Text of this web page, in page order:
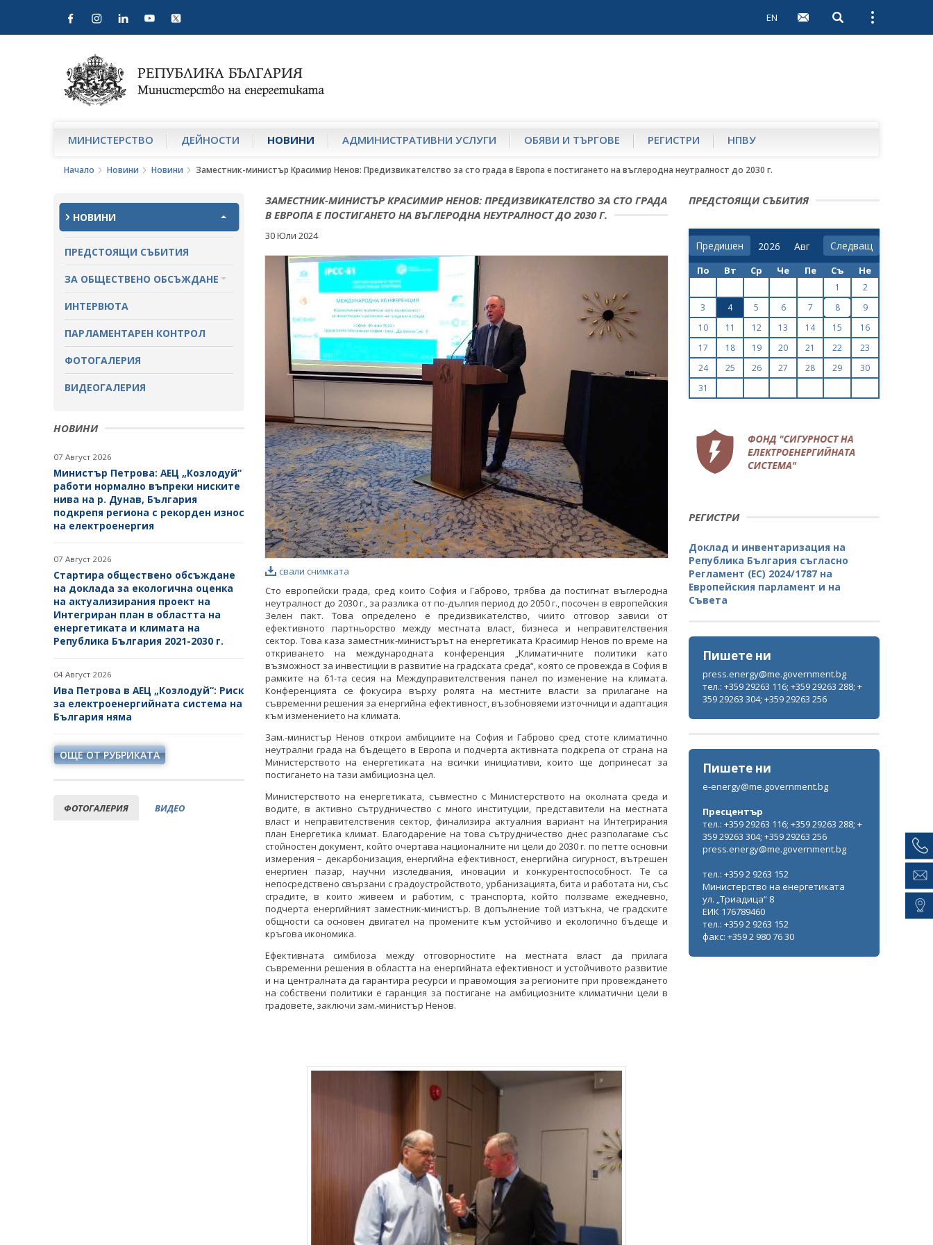
EN Open search
Open
МИНИСТЕРСТВО ДЕЙНОСТИ НОВИНИ АДМИНИСТРАТИВНИ УСЛУГИ ОБЯВИ И ТЪРГОВЕ РЕГИСТРИ НПВУ
Начало Новини Новини Заместник-министър Красимир Ненов: Предизвикателство за сто града в Европа е постигането на въглеродна неутралност до 2030 г.
НОВИНИ
ПРЕДСТОЯЩИ СЪБИТИЯ
ЗА ОБЩЕСТВЕНО ОБСЪЖДАНЕ
ПРОЕКТИ ЗА ОБЩЕСТВЕНО
ОБСЪЖДАНЕ
ЗАВЪРШИЛИ ПРОЦЕДУРИ ЗА
ОБЩЕСТВЕНО ОБСЪЖДАНЕ
ИНТЕРВЮТА
ПАРЛАМЕНТАРЕН КОНТРОЛ
ФОТОГАЛЕРИЯ
ВИДЕОГАЛЕРИЯ
НОВИНИ
07 Август 2026
Министър Петрова: АЕЦ „Козлодуй“
работи нормално въпреки ниските
нива на р. Дунав, България
подкрепя региона с рекорден износ
на електроенергия
07 Август 2026
Стартира обществено обсъждане
на доклада за екологична оценка
на актуализирания проект на
Интегриран план в областта на
енергетиката и климата на
Република България 2021-2030 г.
04 Август 2026
Ива Петрова в АЕЦ „Козлодуй“: Риск
за електроенергийната система на
България няма
ОЩЕ ОТ РУБРИКАТА
ФОТОГАЛЕРИЯ ВИДЕО
ЗАМЕСТНИК-МИНИСТЪР КРАСИМИР НЕНОВ: ПРЕДИЗВИКАТЕЛСТВО ЗА СТО ГРАДА
В ЕВРОПА Е ПОСТИГАНЕТО НА ВЪГЛЕРОДНА НЕУТРАЛНОСТ ДО 2030 Г.
30 Юли 2024
свали снимката
Сто европейски града, сред които София и Габрово, трябва да постигнат въглеродна
неутралност до 2030 г., за разлика от по-дългия период до 2050 г., посочен в европейския
Зелен пакт. Това определено е предизвикателство, чиито отговор зависи от
ефективното партньорство между местната власт, бизнеса и неправителствения
сектор. Това каза заместник-министърът на енергетиката Красимир Ненов по време на
откриването на международната конференция „Климатичните политики като
възможност за инвестиции в развитие на градската среда“, която се провежда в София в
рамките на 61-та сесия на Междуправителствения панел по изменение на климата.
Конференцията се фокусира върху ролята на местните власти за прилагане на
съвременни решения за енергийна ефективност, възобновяеми източници и адаптация
към изменението на климата.
Зам.-министър Ненов открои амбициите на София и Габрово сред стоте климатично
неутрални града на бъдещето в Европа и подчерта активната подкрепа от страна на
Министерството на енергетиката на всички инициативи, които ще допринесат за
постигането на тази амбициозна цел.
Министерството на енергетиката, съвместно с Министерството на околната среда и
водите, в активно сътрудничество с много институции, представители на местната
власт и неправителствения сектор, финализира актуалния вариант на Интегрирания
план Енергетика климат. Благодарение на това сътрудничество днес разполагаме със
стойностен документ, който очертава националните ни цели до 2030 г. по петте основни
измерения – декарбонизация, енергийна ефективност, енергийна сигурност, вътрешен
енергиен пазар, научни изследвания, иновации и конкурентоспособност. Те са
непосредствено свързани с градоустройството, урбанизацията, бита и работата ни, със
сградите, в които живеем и работим, с транспорта, който ползваме ежедневно,
подчерта енергийният заместник-министър. В допълнение той изтъкна, че градските
общности са основен двигател на промените към устойчиво и екологично бъдеще и
кръгова икономика.
Ефективната симбиоза между отговорностите на местната власт да прилага
съвременни решения в областта на енергийната ефективност и устойчивото развитие
и на централната да гарантира ресурси и правомощия за регионите при провеждането
на собствени политики е гаранция за постигане на амбициозните климатични цели в
градовете, заключи зам.-министър Ненов.
ПРЕДСТОЯЩИ СЪБИТИЯ
Предишен Следващ
По Вт Ср Че Пе Съ Не
1
2
3
4 5 6 7 8
9
10
11 12 13 14 15
16
17
18 19 20 21 22
23
24
25 26 27 28 29
30
31
РЕГИСТРИ
Доклад и инвентаризация на
Република България съгласно
Регламент (ЕС) 2024/1787 на
Европейския парламент и на
Съвета
Пишете ни
press.energy@me.government.bg
тел.: +359 29263 116; +359 29263 288; +
359 29263 304; +359 29263 256
Пишете ни
e-energy@me.government.bg
Пресцентър
тел.: +359 29263 116; +359 29263 288; +
359 29263 304; +359 29263 256
press.energy@me.government.bg
тел.: +359 2 9263 152
Министерство на енергетиката
ул. „Триадица“ 8
ЕИК 176789460
тел.: +359 2 9263 152
факс: +359 2 980 76 30